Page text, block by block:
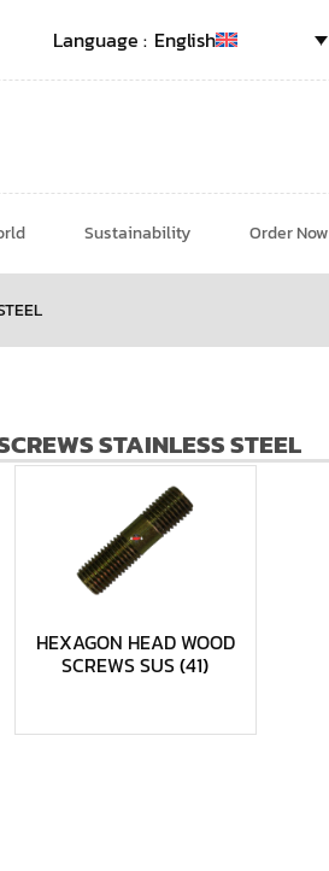
English
Sustainability Order Now
STAINLESS STEEL
HEXAGON HEAD WOOD
SCREWS SUS(41)